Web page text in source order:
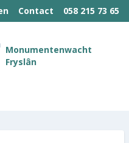
Contact 058 215 73 65
Monumentenwacht
Fryslân